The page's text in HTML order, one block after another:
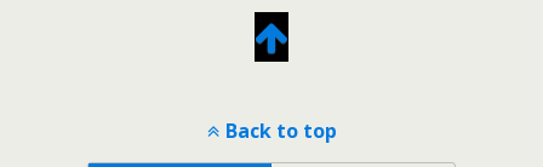
Back to top